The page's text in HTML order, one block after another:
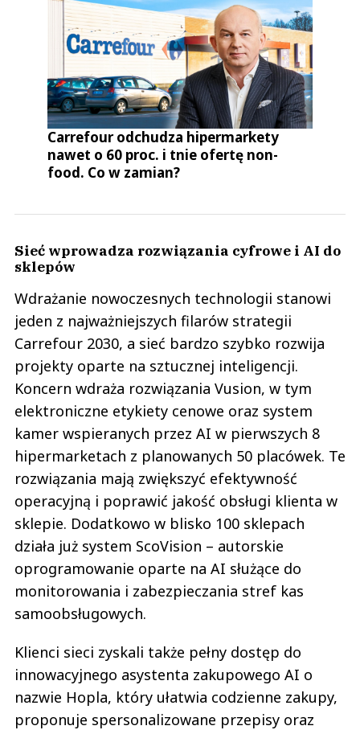
Carrefour odchudza hipermarkety
nawet o 60 proc. i tnie ofertę non-
food. Co w zamian?
Sieć wprowadza rozwiązania cyfrowe i AI do
sklepów
Wdrażanie nowoczesnych technologii stanowi
jeden z najważniejszych filarów strategii
Carrefour 2030, a sieć bardzo szybko rozwija
projekty oparte na sztucznej inteligencji.
Koncern wdraża rozwiązania Vusion, w tym
elektroniczne etykiety cenowe oraz system
kamer wspieranych przez AI w pierwszych 8
hipermarketach z planowanych 50 placówek. Te
rozwiązania mają zwiększyć efektywność
operacyjną i poprawić jakość obsługi klienta w
sklepie. Dodatkowo w blisko 100 sklepach
działa już system ScoVision – autorskie
oprogramowanie oparte na AI służące do
monitorowania i zabezpieczania stref kas
samoobsługowych.
Klienci sieci zyskali także pełny dostęp do
innowacyjnego asystenta zakupowego AI o
nazwie Hopla, który ułatwia codzienne zakupy,
proponuje spersonalizowane przepisy oraz